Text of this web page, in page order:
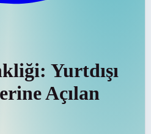
Yurtdışı
Açılan